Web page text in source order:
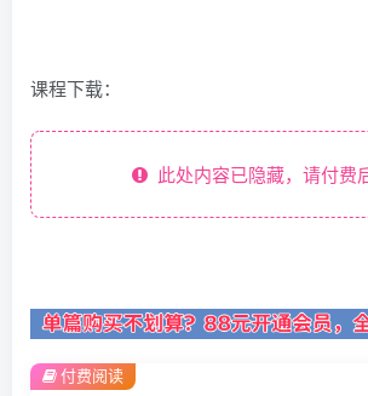
课程下载：
此处内容已隐藏，请付费
付费阅读